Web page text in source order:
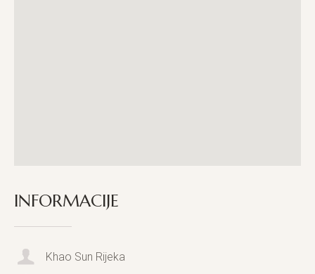
INFORMACIJE
Khao Sun Rijeka